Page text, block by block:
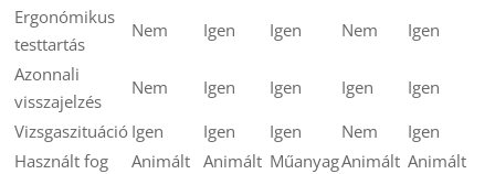
Ergonómikus
testtartás
Nem Igen Igen Nem
Igen
Azonnali
visszajelzés
Nem Igen Igen Igen
Igen
Vizsgaszituáció Igen Igen Igen Nem
Igen
Használt fog
Animált Animált MűanyagAnimált Animált